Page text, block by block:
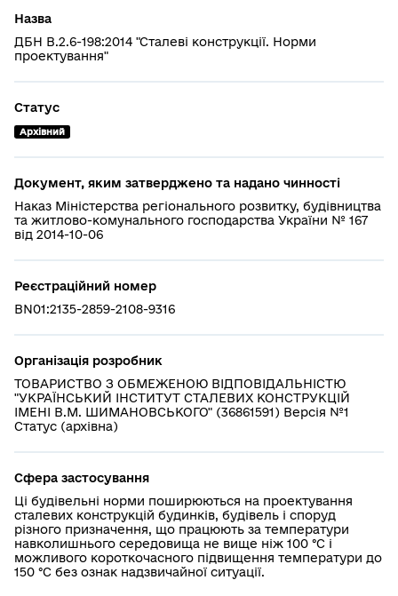
Назва
ДБН В.2.6-198:2014 "Сталеві конструкції. Норми
проектування"
Статус
Архівний
Документ, яким затверджено та надано чинності
Наказ Міністерства регіонального розвитку, будівництва
та житлово-комунального господарства України № 167
від 2014-10-06
Реєстраційний номер
BN01:2135-2859-2108-9316
Організація розробник
ТОВАРИСТВО З ОБМЕЖЕНОЮ ВІДПОВІДАЛЬНІСТЮ
"УКРАЇНСЬКИЙ ІНСТИТУТ СТАЛЕВИХ КОНСТРУКЦІЙ
ІМЕНІ В.М. ШИМАНОВСЬКОГО" (36861591) Версія №1
Статус (архівна)
Сфера застосування
Ці будівельні норми поширюються на проектування
сталевих конструкцій будинків, будівель і споруд
різного призначення, що працюють за температури
навколишнього середовища не вище ніж 100 °С і
можливого короткочасного підвищення температури до
150 °С без ознак надзвичайної ситуації.